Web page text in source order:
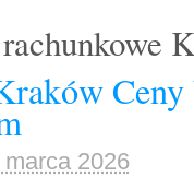
marca 2026